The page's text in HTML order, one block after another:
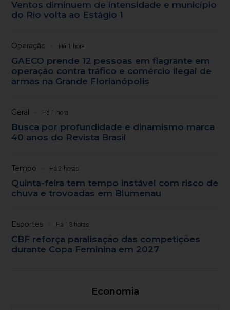
Ventos diminuem de intensidade e município
do Rio volta ao Estágio 1
Operação Há 1 hora
GAECO prende 12 pessoas em flagrante em
operação contra tráfico e comércio ilegal de
armas na Grande Florianópolis
Geral Há 1 hora
Busca por profundidade e dinamismo marca
40 anos do Revista Brasil
Tempo Há 2 horas
Quinta-feira tem tempo instável com risco de
chuva e trovoadas em Blumenau
Esportes Há 13 horas
CBF reforça paralisação das competições
durante Copa Feminina em 2027
Economia